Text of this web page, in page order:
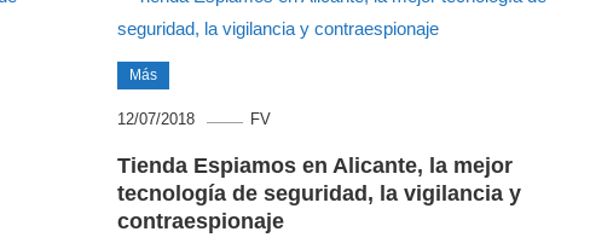
Más
12/07/2018 FV
Tienda Espiamos en Alicante, la mejor
tecnología de seguridad, la vigilancia y
contraespionaje